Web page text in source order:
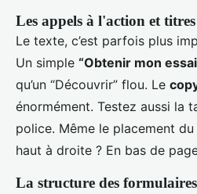
Les appels à l'action et
Le texte, c’est parfois plus
Un simple “Obtenir mon
qu’un “Découvrir” flou. Le
énormément. Testez aussi la
police. Même le placement
haut à droite ? En bas de
La structure des